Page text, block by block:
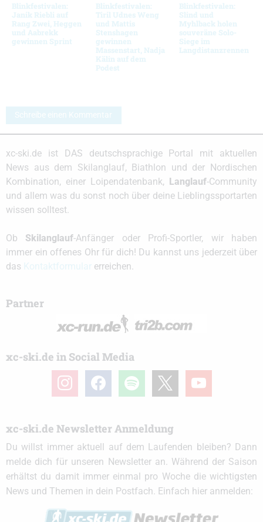
Blinkfestivalen:
Janik Riebli auf
Rang Zwei, Heggen
und Aabrekk
gewinnen Sprint
Blinkfestivalen:
Tiril Udnes Weng
und Mattis
Stenshagen
gewinnen
Massenstart, Nadja
Kälin auf dem
Podest
Blinkfestivalen:
Slind und
Myhlback holen
souveräne Solo-
Siege im
Langdistanzrennen
Schreibe einen Kommentar
xc-ski.de ist DAS deutschsprachige Portal mit aktuellen
News aus dem Skilanglauf, Biathlon und der Nordischen
Kombination, einer Loipendatenbank, Langlauf-Community
und allem was du sonst noch über deine Lieblingssportarten
wissen solltest.
Ob Skilanglauf-Anfänger oder Profi-Sportler, wir haben
immer ein offenes Ohr für dich! Du kannst uns jederzeit über
das
erreichen.
Partner
xc-ski.de in Social Media
instagramfacebook spotify youtube
xc-ski.de Newsletter Anmeldung
Du willst immer aktuell auf dem Laufenden bleiben? Dann
melde dich für unseren Newsletter an. Während der Saison
erhältst du damit immer einmal pro Woche die wichtigsten
News und Themen in dein Postfach. Einfach hier anmelden: